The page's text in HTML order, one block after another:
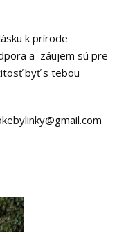
k prírode
a záujem sú pre
byť s tebou